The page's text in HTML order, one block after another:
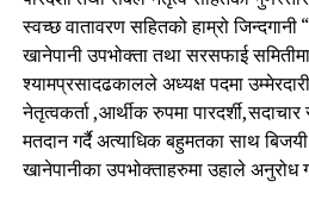
स्वच्छ वातावरण सहितको हाम्रो
खानेपानी उपभोक्ता तथा सरसफाई
श्यामप्रसादढकालले अध्यक्ष पदमा
नेतृत्वकर्ता ,आर्थीक रुपमा
मतदान गर्दै अत्याधिक बहुमतका साथ बिजयी
खानेपानीका उपभोक्ताहरुमा उहाले अनुरोध